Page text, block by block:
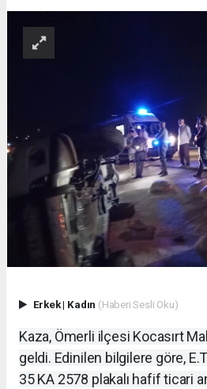
Erkek| Kadın (Haberi Sesli Oku)
Kaza, Ömerli ilçesi Kocasırt
geldi. Edinilen bilgilere göre,
35 KA 2578 plakalı hafif ticari